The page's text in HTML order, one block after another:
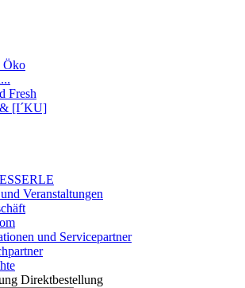
Öko
Fresh
[I´KU]
Veranstaltungen
und Servicepartner
Direktbestellung